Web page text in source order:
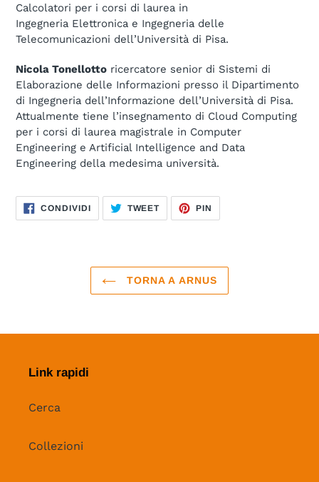
Calcolatori per i corsi di laurea in
Ingegneria Elettronica e Ingegneria delle
Telecomunicazioni dell’Università di Pisa.
Nicola Tonellotto ricercatore senior di Sistemi di
Elaborazione delle Informazioni presso il Dipartimento
di Ingegneria dell’Informazione dell’Università di Pisa.
Attualmente tiene l’insegnamento di Cloud Computing
per i corsi di laurea magistrale in Computer
Engineering e Artificial Intelligence and Data
Engineering della medesima università.
CONDIVIDICONDIVIDI
SU
FACEBOOK
TWEETTWITTA
TWITTER
PIN
PINTEREST
TORNA A ARNUS
Link rapidi
Cerca
Collezioni